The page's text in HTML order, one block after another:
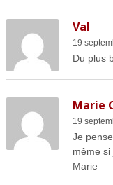
Val
19
Du plus
Marie
19
Je
même si
Marie